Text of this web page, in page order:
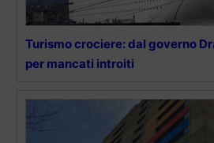
Turismo crociere: dal governo
per mancati introiti